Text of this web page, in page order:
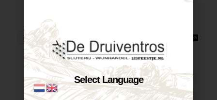
Op voorraad
VOEG TOE AAN WINKELWAGEN VOEG TOE AAN WINKELWAGEN
Select Language